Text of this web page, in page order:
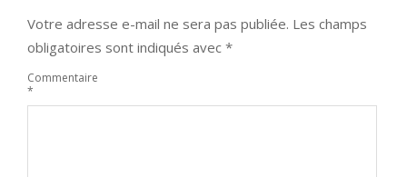
Votre adresse e-mail ne sera pas publiée. Les champs
obligatoires sont indiqués avec *
Commentaire
*